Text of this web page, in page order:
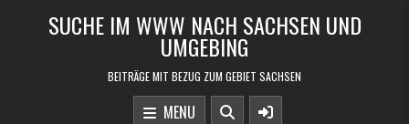
SUCHE IM WWW NACH SACHSEN UND
UMGEBING
BEITRÄGE MIT BEZUG ZUM GEBIET SACHSEN
MENU